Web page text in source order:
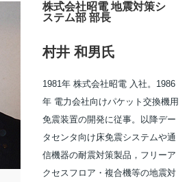
株式会社昭電 地震対策シ
ステム部 部長
村井 和男氏
1981年 株式会社昭電 入社。1986
年 電力会社向けパケット交換機用
免震装置の開発に従事。以降デー
タセンタ向け床免震システムや通
信機器の耐震対策製品，フリーア
クセスフロア・複合機等の地震対